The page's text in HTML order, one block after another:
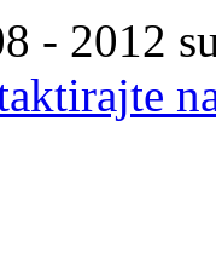
- 2012